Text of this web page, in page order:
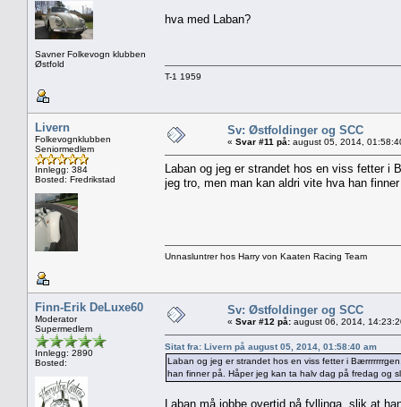
Savner Folkevogn klubben
Østfold
hva med Laban?
T-1 1959
Livern
Folkevognklubben
Seniormedlem
Innlegg: 384
Bosted: Fredrikstad
Sv: Østfoldinger og SCC
« Svar #11 på: august 05, 2014,
Laban og jeg er strandet hos en viss fetter i
jeg tro, men man kan aldri vite hva han
Unnasluntrer hos Harry von Kaaten Racing Team
Finn-Erik DeLuxe60
Moderator
Supermedlem
Innlegg: 2890
Bosted:
Sv: Østfoldinger og SCC
« Svar #12 på: august 06, 2014,
Sitat fra: Livern på august 05, 2014, 01:58:40 am
Laban og jeg er strandet hos en viss fetter i
han finner på. Håper jeg kan ta halv dag på fredag og
Laban må jobbe overtid på fyllinga, slik at